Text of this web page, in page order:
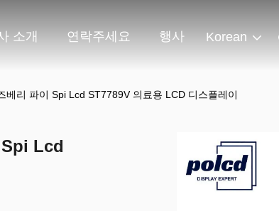
소개 연락주세요 행사 Korean
베리 파이 Spi Lcd ST7789V 의료용 LCD 디스플레이
Lcd